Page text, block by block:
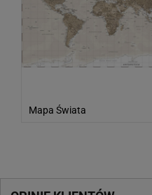
Mapa Świata